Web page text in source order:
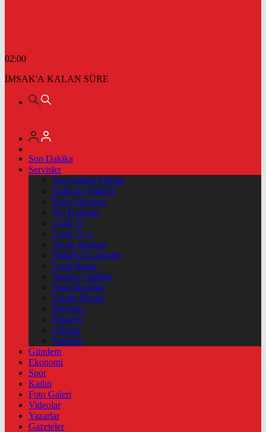
02:00
İMSAK'A KALAN SÜRE
Son Dakika
Servisler
Vizyondaki Filmler
Haftanin Filmleri
Hava Durumu
Yol Durumu
Canlı Tv
Canlı Tv 2
Yayın Akışları
Nöbetçi Eczaneler
Canlı Borsa
Namaz Vakitleri
Puan Durumu
Kripto Paralar
Dövizler
Hisseler
Altınlar
Pariteler
Gündem
Ekonomi
Spor
Kadın
Foto Galeri
Videolar
Yazarlar
Gazeteler